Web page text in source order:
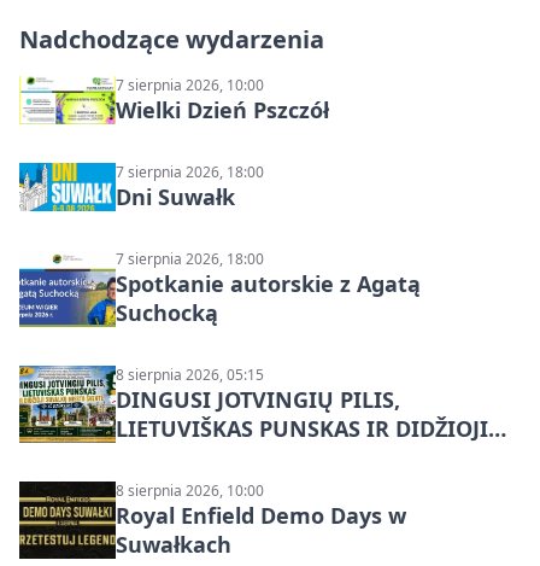
Nadchodzące wydarzenia
7 sierpnia 2026, 10:00
Wielki Dzień Pszczół
7 sierpnia 2026, 18:00
Dni Suwałk
7 sierpnia 2026, 18:00
Spotkanie autorskie z Agatą
Suchocką
8 sierpnia 2026, 05:15
DINGUSI JOTVINGIŲ PILIS,
LIETUVIŠKAS PUNSKAS IR DIDŽIOJI
DZŪKIJOS – jednodienė kelionė
8 sierpnia 2026, 10:00
Royal Enfield Demo Days w
Suwałkach